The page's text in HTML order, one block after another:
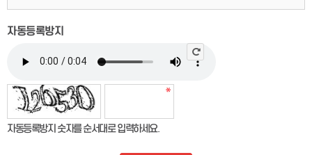
자동등록방지
자동등록방지 숫자를 순서대로 입력하세요.